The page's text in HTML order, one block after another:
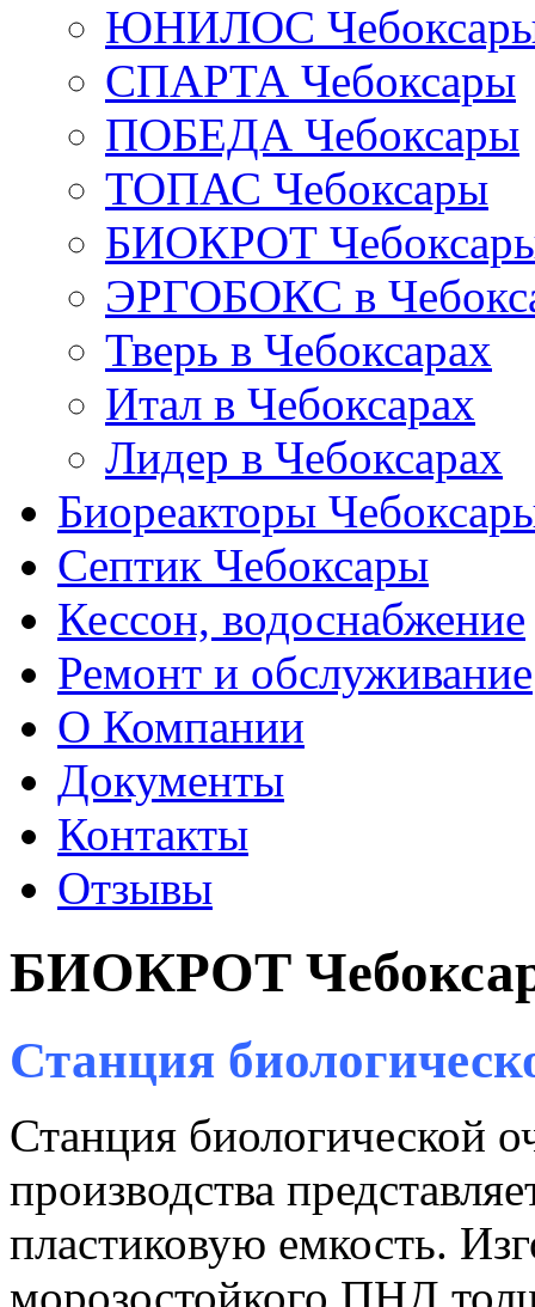
ЮНИЛОС
СПАРТА Чебоксары
ПОБЕДА Чебоксары
ТОПАС Чебоксары
БИОКРОТ
ЭРГОБОКС в
Тверь в Чебоксарах
Итал в Чебоксарах
Лидер в Чебоксарах
Биореакторы
Септик Чебоксары
Кессон, водоснабжение
Ремонт и обслуживание
О Компании
Документы
Контакты
Отзывы
БИОКРОТ
Станция
Станция биологической
производства
пластиковую емкость.
морозостойкого ПНД